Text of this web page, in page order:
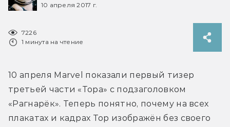
10 апреля 2017 г.
7226
1 минута на чтение
10 апреля Marvel показали первый тизер
третьей части «Тора» с подзаголовком
«Рагнарёк». Теперь понятно, почему на всех
плакатах и кадрах Тор изображён без своего